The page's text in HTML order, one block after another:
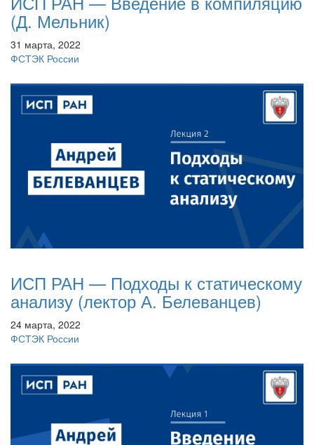
(Д. Мельник)
31 марта, 2022
ФСТЭК России
ИСП РАН — Подходы к статическому
анализу (лектор А. Белеванцев)
24 марта, 2022
ФСТЭК России